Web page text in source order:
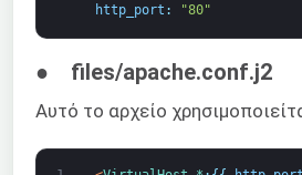
http_port : "80"
● files/apache.conf.j2
Αυτό το αρχείο